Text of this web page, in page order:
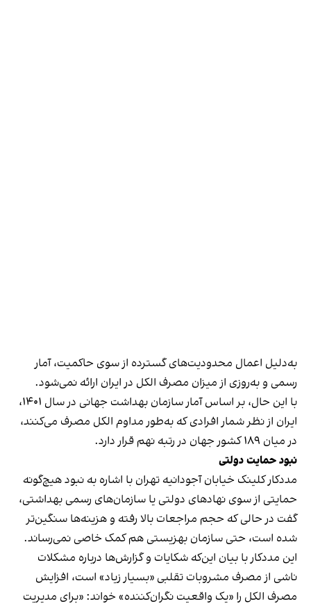
به‌دلیل اعمال محدودیت‌های گسترده از سوی حاکمیت، آمار
رسمی و به‌روزی از میزان مصرف الکل در ایران ارائه نمی‌شود.
با این حال، بر اساس آمار سازمان بهداشت جهانی در سال ۱۴۰۱،
ایران از نظر شمار افرادی که به‌طور مداوم الکل مصرف می‌کنند،
در میان ۱۸۹ کشور جهان در رتبه نهم قرار دارد.
نبود حمایت دولتی
مددکار کلینک خیابان آجودانیه تهران با اشاره به نبود هیچ‌گونه
حمایتی از سوی نهاد‌های دولتی یا سازمان‌های رسمی بهداشتی،
گفت در حالی‌ که حجم مراجعات بالا رفته و هزینه‌ها سنگین‌تر
شده است، حتی سازمان بهزیستی هم کمک خاصی نمی‌رساند.
این مددکار با بیان این‌که شکایات و گزارش‌ها درباره مشکلات
ناشی از مصرف مشروبات تقلبی «بسیار زیاد» است، افزایش
مصرف الکل را «یک واقعیت نگران‌کننده» خواند: «برای مدیریت